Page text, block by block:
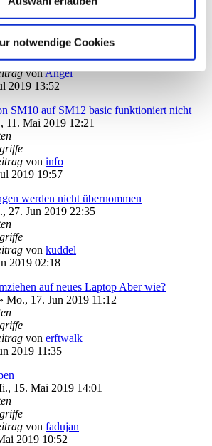
notwendige Cookies
PIN-Dialog
vonAngel
2019 13:52
SM10 auf SM12 basic funktioniert nicht
11. Mai 2019 12:21
von info
2019 19:57
werden nicht übernommen
27. Jun 2019 22:35
von kuddel
2019 02:18
auf neues Laptop Aber wie?
Mo., 17. Jun 2019 11:12
von erftwalk
2019 11:35
15. Mai 2019 14:01
von fadujan
2019 10:52